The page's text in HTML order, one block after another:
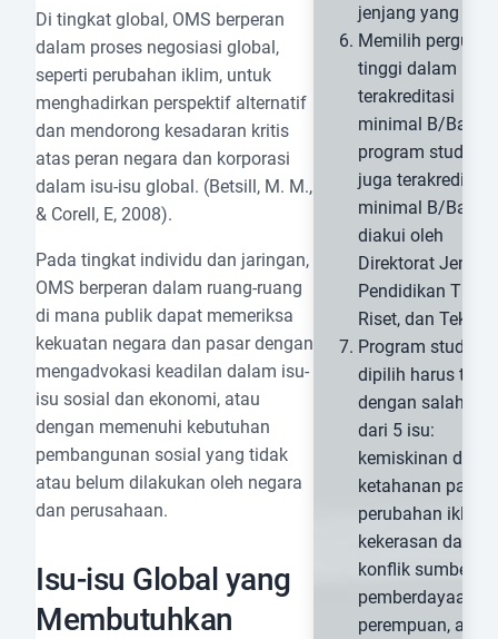
Di tingkat global, OMS berperan
dalam proses negosiasi global,
seperti perubahan iklim, untuk
menghadirkan perspektif alternatif
dan mendorong kesadaran kritis
atas peran negara dan korporasi
dalam isu-isu global. (Betsill, M. M.,
& Corell, E, 2008).
Pada tingkat individu dan jaringan,
OMS berperan dalam ruang-ruang
di mana publik dapat memeriksa
kekuatan negara dan pasar dengan
mengadvokasi keadilan dalam isu-
isu sosial dan ekonomi, atau
dengan memenuhi kebutuhan
pembangunan sosial yang tidak
atau belum dilakukan oleh negara
dan perusahaan.
Isu-isu Global yang
Membutuhkan
jenjang yang
Memilih
tinggi dalam
terakreditasi
minimal B/Baik
program studi
juga terakreditasi
minimal B/Baik,
diakui oleh
Direktorat
Pendidikan
Riset, dan
Program studi
dipilih harus
dengan salah
dari 5 isu:
kemiskinan dan
ketahanan
perubahan iklim,
kekerasan dan
konflik sumber
pemberdayaan
perempuan, atau